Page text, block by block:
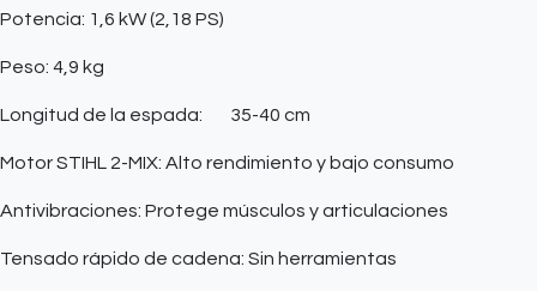
Potencia: 1,6 kW (2,18 PS)
Peso: 4,9 kg
Longitud de la espada: 35-40 cm
Motor STIHL 2-MIX: Alto rendimiento y bajo consumo
Antivibraciones: Protege músculos y articulaciones
Tensado rápido de cadena: Sin herramientas